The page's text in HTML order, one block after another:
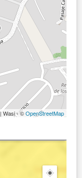
| Wasi - ©OpenStreetMap